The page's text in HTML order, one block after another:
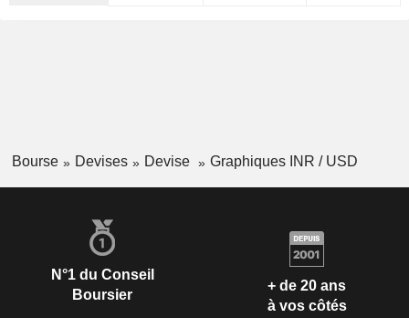
Bourse Devises Devise Graphiques INR / USD
N°1 du Conseil
Boursier
+ de 20 ans
à vos côtés